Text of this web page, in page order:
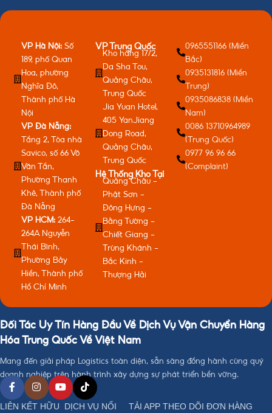
VP Hà Nội: Số
189, phố Quan
Hoa, phường
Nghĩa Đô,
Thành phố Hà
Nội
VP Đà Nẵng:
Tầng 2, Tòa nhà
Savico, số 66 Võ
Văn Tần,
Phường Thanh
Khê, Thành phố
Đà Nẵng
VP HCM: 264-
264A Nguyễn
Thái Bình,
Phường Bảy
Hiền, Thành phố
Hồ Chí Minh
VP Trung Quốc
Kho hàng 17/2,
Da Sha Tou,
Quảng Châu,
Trung Quốc
Jia Yuan Hotel,
405 YanJiang
Dong Road,
Quảng Châu,
Trung Quốc
Hệ Thống Kho Tại
Quảng Châu -
Phật Sơn -
Đông Hưng -
Bằng Tường -
Chiết Giang -
Trùng Khánh -
Bắc Kinh -
Thượng Hải
0965551166 (Miền
Bắc)
0935131816 (Miền
Trung)
0935086838 (Miền
Nam)
0086 13710964989
(Trung Quốc)
0977 96 96 66
(Complaint)
Đối Tác Uy Tín Hàng Đầu Về Dịch Vụ Vận Chuyển Hàng
Hóa Trung Quốc Về Việt Nam
Mang đến giải pháp Logistics toàn diện, sẵn sàng đồng hành cùng quý
doanh nghiệp trên hành trình xây dựng sự phát triển bền vững.
LIÊN KẾT HỮU DỊCH VỤ NỔI TẢI APP THEO DÕI ĐƠN HÀNG